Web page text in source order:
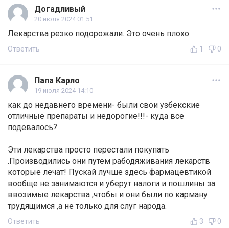
Догадливый
20 июля 2024 01:51
Лекарства резко подорожали. Это очень плохо.
Ответить 1 0
Папа Карло
19 июля 2024 14:10
как до недавнего времени- были свои узбекские
отличные препараты и недорогие!!!- куда все
подевалось?
Эти лекарства просто перестали покупать
.Производились они путем рабодяживания лекарств
которые лечат! Пускай лучше здесь фармацевтикой
вообще не занимаются и уберут налоги и пошлины за
ввозимые лекарства ,чтобы и они были по карману
трудящимся ,а не только для слуг народа.
Ответить 3 0